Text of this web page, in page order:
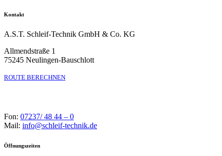
Kontakt
A.S.T. Schleif-Technik GmbH & Co. KG
Allmendstraße 1
75245 Neulingen-Bauschlott
ROUTE BERECHNEN
Fon: 07237/ 48 44 – 0
Mail: info@schleif-technik.de
Öffnungszeiten